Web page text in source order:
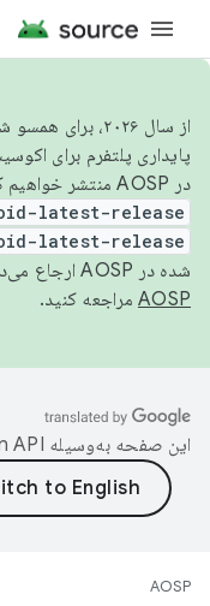
از سال ۲۰۲۶،
پایداری پلتفرم برای
در AOSP منتشر خواهیم کرد. برای ساخت و مشارکت در AOSP،
latest-release
latest-release
شده در AOSP ارجاع می‌دهد. برای اطلاعات بیشتر، به
AOSP مراجعه کنید.
این صفحه به‌وسیله
AOSP